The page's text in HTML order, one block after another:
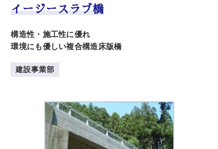
イージースラブ橋
構造性・施工性に優れ
環境にも優しい複合構造床版橋
建設事業部